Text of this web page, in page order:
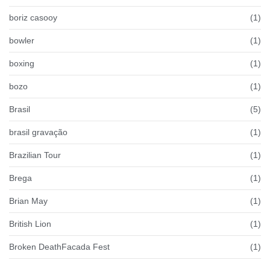
boriz casooy (1)
bowler (1)
boxing (1)
bozo (1)
Brasil (5)
brasil gravação (1)
Brazilian Tour (1)
Brega (1)
Brian May (1)
British Lion (1)
Broken DeathFacada Fest (1)